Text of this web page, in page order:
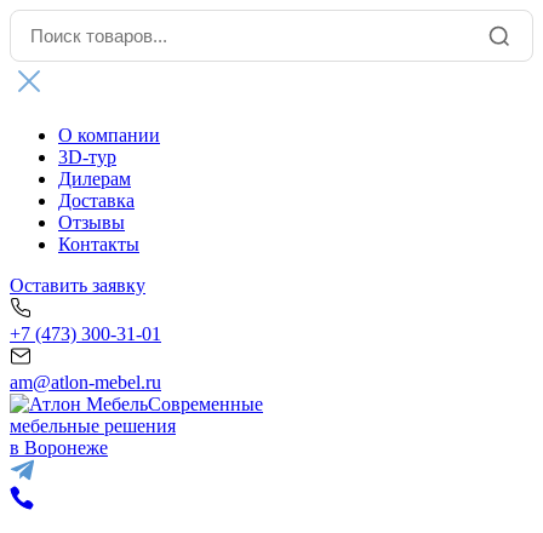
О компании
3D-тур
Дилерам
Доставка
Отзывы
Контакты
Оставить заявку
+7 (473) 300-31-01
am@atlon-mebel.ru
Современные
мебельные решения
в Воронеже